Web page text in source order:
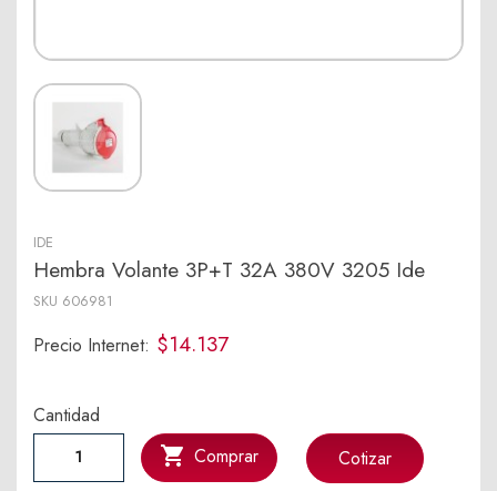
IDE
Hembra Volante 3P+T 32A 380V 3205 Ide
SKU 606981
Precio Internet: $14.137
Cantidad
 Comprar Cotizar